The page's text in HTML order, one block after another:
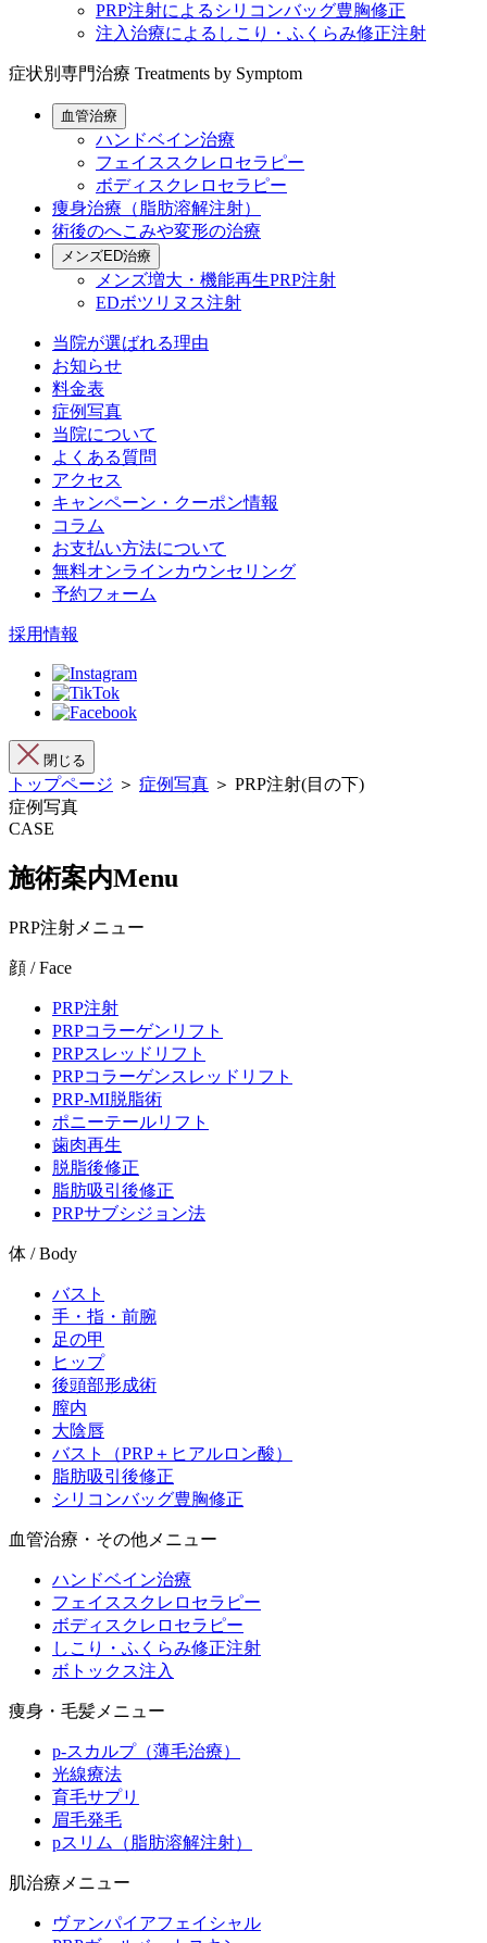
PRP注射によるシリコンバッグ豊胸修正
注入治療によるしこり・ふくらみ修正注射
症状別専門治療 Treatments by Symptom
血管治療
ハンドベイン治療
フェイススクレロセラピー
ボディスクレロセラピー
痩身治療（脂肪溶解注射）
術後のへこみや変形の治療
メンズED治療
メンズ増大・機能再生PRP注射
EDボツリヌス注射
当院が選ばれる理由
お知らせ
料金表
症例写真
当院について
よくある質問
アクセス
キャンペーン・クーポン情報
コラム
お支払い方法について
無料オンラインカウンセリング
予約フォーム
採用情報
閉じる
トップページ ＞ 症例写真 ＞ PRP注射(目の下)
症例写真
CASE
施術案内Menu
PRP注射メニュー
顔 / Face
PRP注射
PRPコラーゲンリフト
PRPスレッドリフト
PRPコラーゲンスレッドリフト
PRP-MI脱脂術
ポニーテールリフト
歯肉再生
脱脂後修正
脂肪吸引後修正
PRPサブシジョン法
体 / Body
バスト
手・指・前腕
足の甲
ヒップ
後頭部形成術
膣内
大陰唇
バスト（PRP＋ヒアルロン酸）
脂肪吸引後修正
シリコンバッグ豊胸修正
血管治療・その他メニュー
ハンドベイン治療
フェイススクレロセラピー
ボディスクレロセラピー
しこり・ふくらみ修正注射
ボトックス注入
痩身・毛髪メニュー
p-スカルプ（薄毛治療）
光線療法
育毛サプリ
眉毛発毛
pスリム（脂肪溶解注射）
肌治療メニュー
ヴァンパイアフェイシャル